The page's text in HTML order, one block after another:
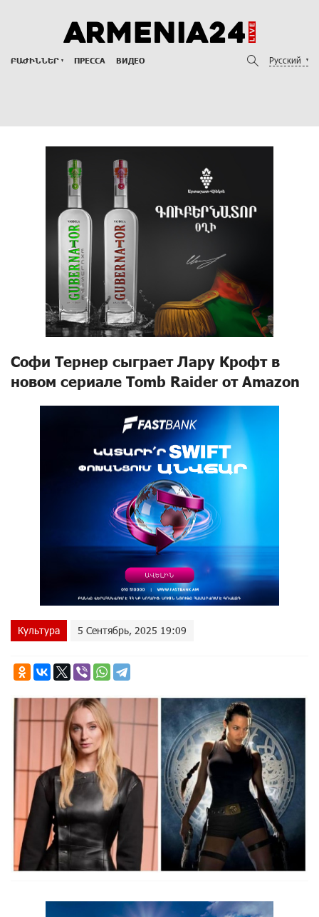
ԲԱԺԻՆՆԵՐ ПРЕССА ВИДЕО Русский
Софи Тернер сыграет Лару Крофт в
новом сериале Tomb Raider от Amazon
Культура 5 Сентябрь, 2025 19:09